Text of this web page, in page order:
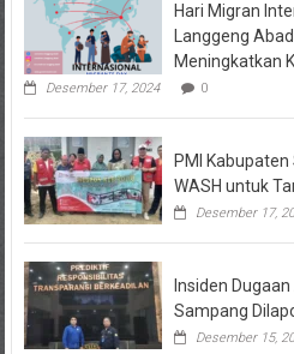
Hari Migran
Langgeng
Meningkatkan
Desember 17, 2024 0
PMI
WASH untuk
Desember 17,
Insiden
Sampang
Desember 15,